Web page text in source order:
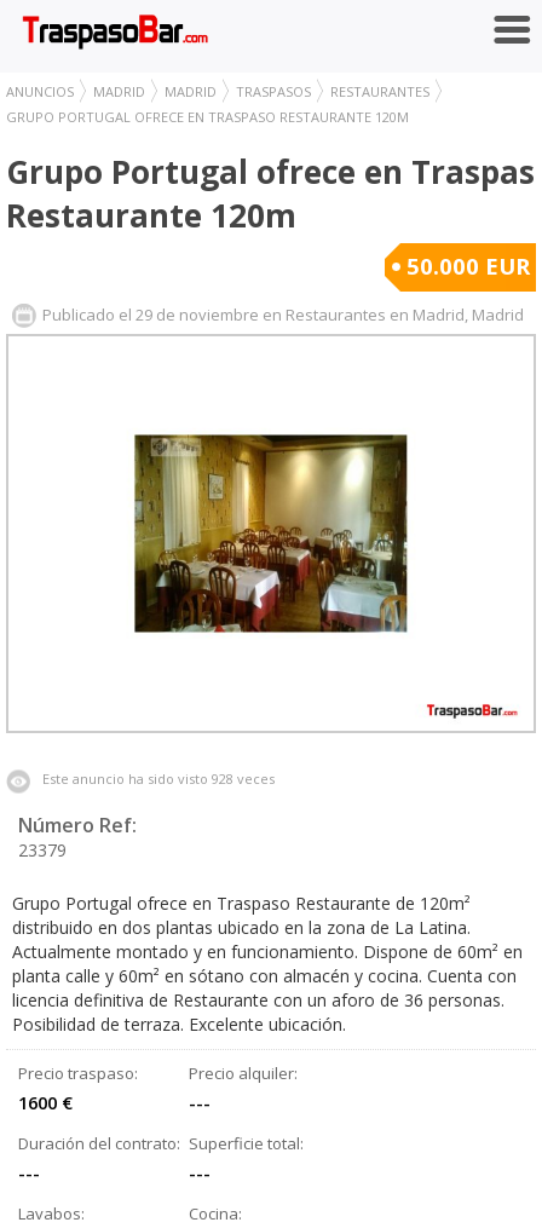
ANUNCIOS MADRID MADRID TRASPASOS
RESTAURANTES
GRUPO PORTUGAL OFRECE EN TRASPASO RESTAURANTE 120M
Grupo Portugal ofrece en
Restaurante 120m
50.000 EUR
Publicado el 29 de noviembre en Restaurantes en Madrid, Madrid
Este anuncio ha sido visto 928 veces
Número Ref:
23379
Grupo Portugal ofrece en Traspaso Restaurante de 120m²
distribuido en dos plantas ubicado en la zona de La Latina.
Actualmente montado y en funcionamiento. Dispone de 60m² en
planta calle y 60m² en sótano con almacén y cocina. Cuenta con
licencia definitiva de Restaurante con un aforo de 36 personas.
Posibilidad de terraza. Excelente ubicación.
Precio traspaso:
1600 €
Precio alquiler:
---
Duración del contrato:
---
Superficie total:
---
Lavabos: Cocina: